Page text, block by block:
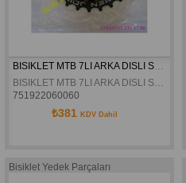
BISIKLET MTB 7LI ARKA DISLI SHUNFENG
BISIKLET MTB 7LI ARKA DISLI SHUNFENG
751922060060
₺381 KDV Dahil
Bisiklet Yedek Parçaları